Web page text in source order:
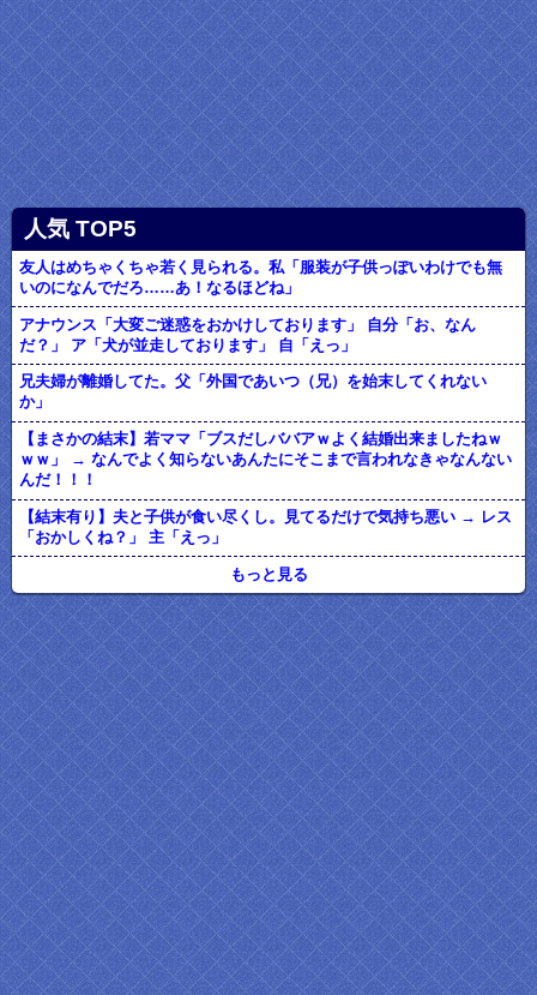
人気 TOP5
友人はめちゃくちゃ若く見られる。私「服装が子供っぽいわけでも無
いのになんでだろ……あ！なるほどね」
アナウンス「大変ご迷惑をおかけしております」 自分「お、なん
だ？」 ア「犬が並走しております」 自「えっ」
兄夫婦が離婚してた。父「外国であいつ（兄）を始末してくれない
か」
【まさかの結末】若ママ「ブスだしババアｗよく結婚出来ましたねｗ
ｗｗ」 → なんでよく知らないあんたにそこまで言われなきゃなんない
んだ！！！
【結末有り】夫と子供が食い尽くし。見てるだけで気持ち悪い → レス
「おかしくね？」 主「えっ」
もっと見る